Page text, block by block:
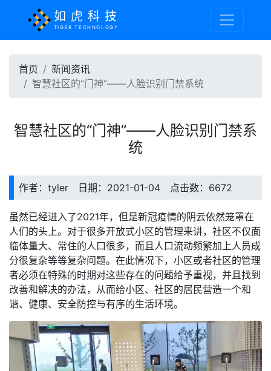
如虎科技
TIGER TECHNOLOGY
首页
新闻资讯
智慧社区的“门神”——人脸识别门禁系统
智慧社区的“门神”——人脸识别门禁系
统
作者：tyler 日期：2021-01-04 点击数：6672
虽然已经进入了2021年，但是新冠疫情的阴云依然笼罩在
人们的头上。对于很多开放式小区的管理来讲，社区不仅面
临体量大、常住的人口很多，而且人口流动频繁加上人员成
分很复杂等等复杂问题。在此情况下，小区或者社区的管理
者必须在特殊的时期对这些存在的问题给予重视，并且找到
改善和解决的办法，从而给小区、社区的居民营造一个和
谐、健康、安全防控与有序的生活环境。